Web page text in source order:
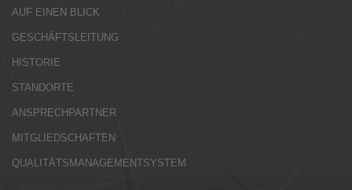
AUF EINEN BLICK
GESCHÄFTSLEITUNG
HISTORIE
STANDORTE
ANSPRECHPARTNER
MITGLIEDSCHAFTEN
QUALITÄTSMANAGEMENTSYSTEM